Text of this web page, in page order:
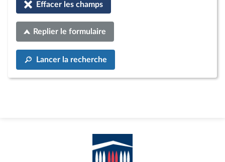
Effacer les champs
Replier le formulaire
Lancer la recherche